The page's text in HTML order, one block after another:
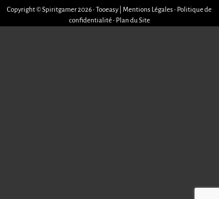
Copyright © Spiritgamer 2026 • Tooeasy Mentions Légales • Politique de
confidentialité • Plan du Site